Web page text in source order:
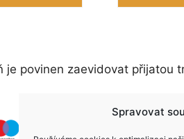
Spravovat
povinen zaevidovat přijatou